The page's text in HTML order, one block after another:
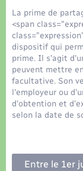
Nouvel
Numérique
Organisation
Sécurité -
La prime de
<span
dispositif qui
prime. Il s'agit
peuvent mettre
facultative. Son
l'employeur ou
d'obtention et
selon la date de
Entre le 1er